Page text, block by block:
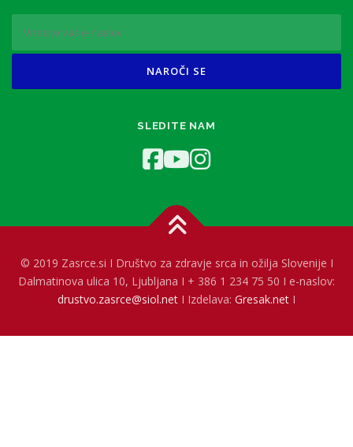
SLEDITE NAM
© 2019 Zasrce.si I Društvo za zdravje srca in ožilja Slovenije I
Dalmatinova ulica 10, Ljubljana I + 386 1 234 75 50 I e-naslov:
drustvo.zasrce@siol.net I Izdelava: Gresak.net I